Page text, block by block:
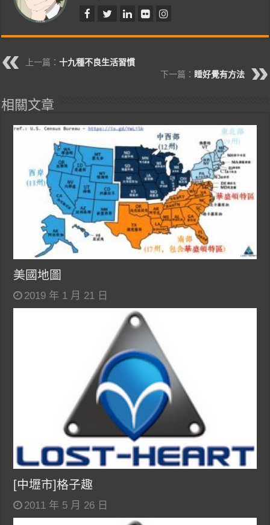
上一篇：十九種不良生活習慣
下一篇： 睡好覺有方法
相關文章
美國地圖
2019 年 1 月 21 日
[中壢市]格子趣
2011 年 5 月 26 日